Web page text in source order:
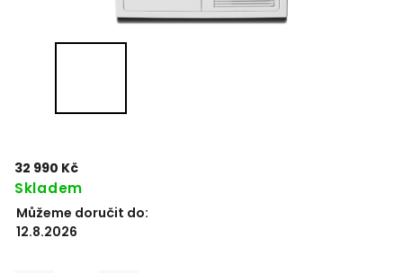
32 990 Kč
Skladem
Můžeme doručit do:
12.8.2026